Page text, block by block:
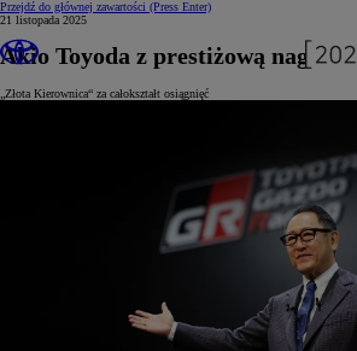
Przejdź do głównej zawartości (Press Enter)
21 listopada 2025
Akio Toyoda z prestiżową nagrodą
„Złota Kierownica“ za całokształt osiągnięć